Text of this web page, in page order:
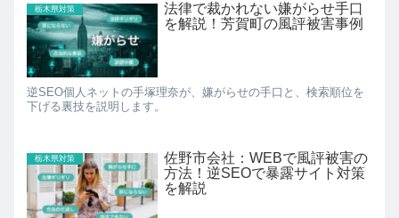
栃木県対策
法律で裁かれない嫌がらせ手口
を解説！芳賀町の風評被害事例
逆SEO個人ネットの手塚理奈が、嫌がらせの手口と、検索順位を
下げる裏技を説明します。
栃木県対策
佐野市会社：WEBで風評被害の
方法！逆SEOで暴露サイト対策
を解説